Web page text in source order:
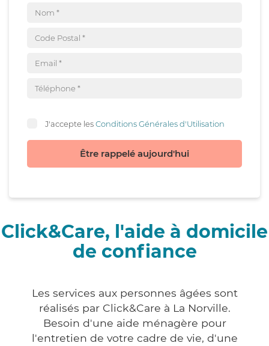
J'accepte lesConditions Générales d'Utilisation
Être rappelé aujourd'hui
Click&Care, l'aide à domicile
de confiance
Les services aux personnes âgées sont
réalisés par Click&Care à La Norville.
Besoin d'une aide ménagère pour
l'entretien de votre cadre de vie, d'une